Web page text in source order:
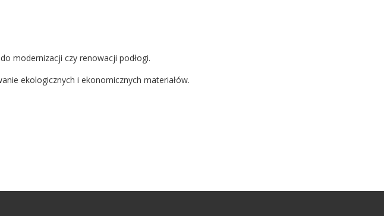
modernizacji czy renowacji podłogi.
ekologicznych i ekonomicznych materiałów.